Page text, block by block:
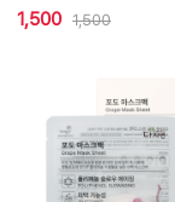
1,500 1,500